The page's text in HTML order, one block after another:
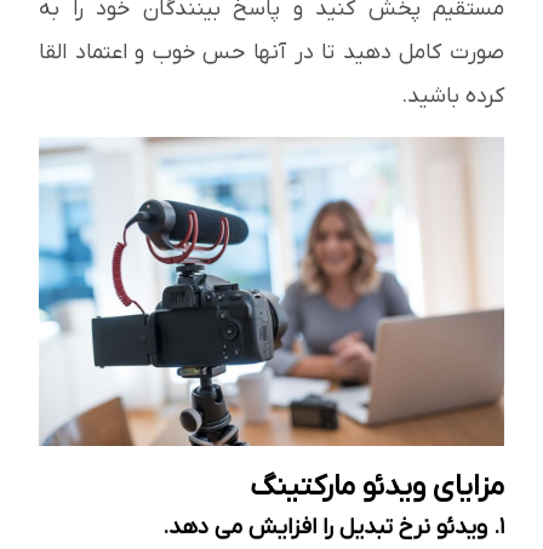
مستقیم پخش کنید و پاسخ بینندگان خود را به
صورت کامل دهید تا در آنها حس خوب و اعتماد القا
کرده باشید.
مزایای ویدئو مارکتینگ
1. ویدئو نرخ تبدیل را افزایش می دهد.